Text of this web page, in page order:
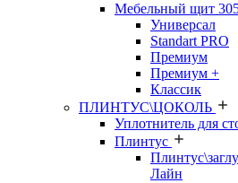
Мебельный щит
Универсал
Standart PRO
Премиум
Премиум +
Классик
ПЛИНТУС\ЦОКОЛЬ
Уплотнитель для
Плинтус
Лайн